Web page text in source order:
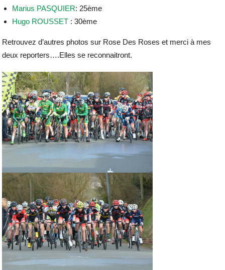
Marius PASQUIER: 25ème
Hugo ROUSSET : 30ème
Retrouvez d’autres photos sur Rose Des Roses et merci à mes
deux reporters….Elles se reconnaitront.